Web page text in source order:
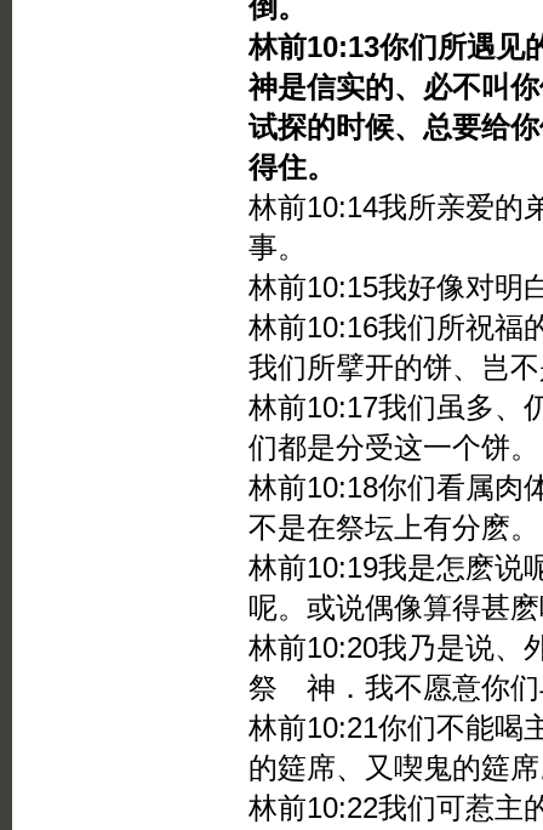
倒。
林前10:13你们所遇
神是信实的、必不叫
试探的时候、总要给
得住。
林前10:14我所亲爱的
事。
林前10:15我好像对明
林前10:16我们所祝福
我们所擘开的饼、岂
林前10:17我们虽多、
们都是分受这一个饼。
林前10:18你们看属肉
不是在祭坛上有分麽。
林前10:19我是怎麽说
呢。或说偶像算得甚
林前10:20我乃是说、
祭 神．我不愿意你们
林前10:21你们不能喝
的筵席、又喫鬼的筵
林前10:22我们可惹主